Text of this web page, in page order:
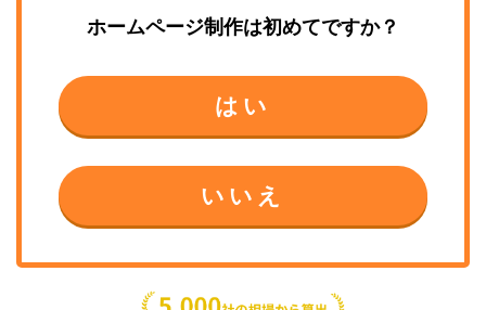
ホームページ制作は初めてですか？
はい
いいえ